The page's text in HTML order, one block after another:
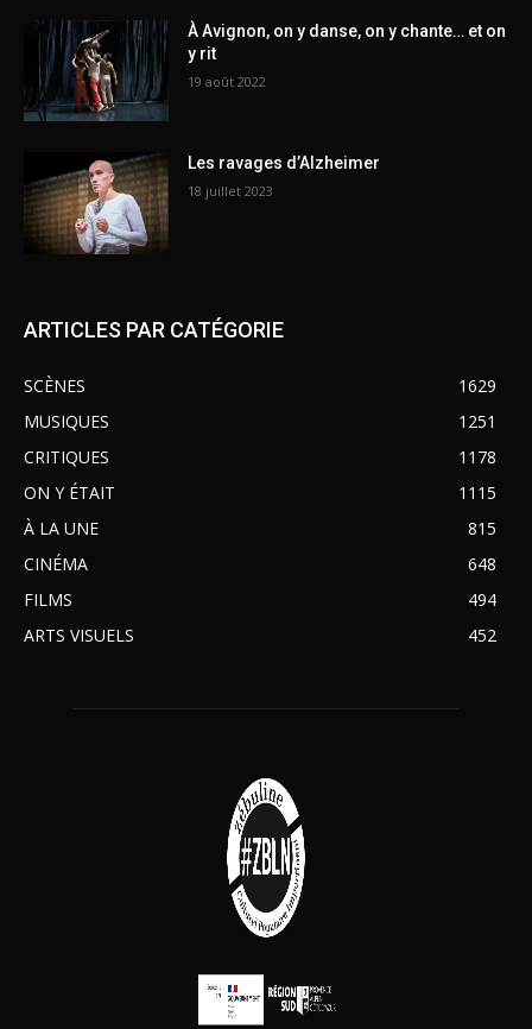
À Avignon, on y danse, on y chante… et on
y rit
19 août 2022
Les ravages d’Alzheimer
18 juillet 2023
ARTICLES PAR CATÉGORIE
SCÈNES
1629
MUSIQUES
1251
CRITIQUES
1178
ON Y ÉTAIT
1115
À LA UNE
815
CINÉMA
648
FILMS
494
ARTS VISUELS
452